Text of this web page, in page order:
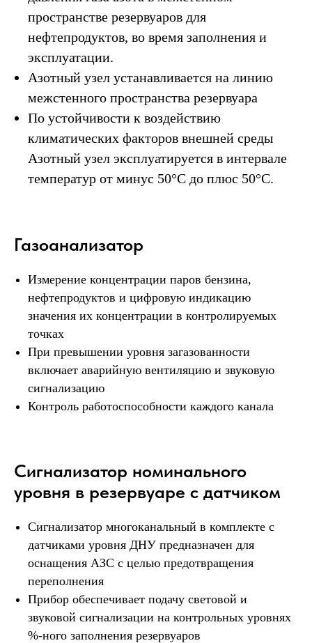
пространстве резервуаров для
нефтепродуктов, во время заполнения и
эксплуатации.
Азотный узел устанавливается на линию
межстенного пространства резервуара
По устойчивости к воздействию
климатических факторов внешней среды
Азотный узел эксплуатируется в интервале
температур от минус 50°С до плюс 50°С.
Газоанализатор
Измерение концентрации паров бензина,
нефтепродуктов и цифровую индикацию
значения их концентрации в контролируемых
точках
При превышении уровня загазованности
включает аварийную вентиляцию и звуковую
сигнализацию
Контроль работоспособности каждого канала
Сигнализатор номинального
уровня в резервуаре с датчиком
Сигнализатор многоканальный в комплекте с
датчиками уровня ДНУ предназначен для
оснащения АЗС с целью предотвращения
переполнения
Прибор обеспечивает подачу световой и
звуковой сигнализации на контрольных уровнях
%-ного заполнения резервуаров